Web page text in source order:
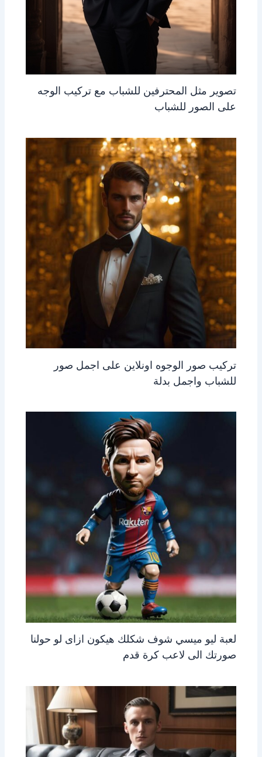
تصوير مثل المحترفين للشباب مع تركيب الوجه
على الصور للشباب
تركيب صور الوجوه اونلاين على اجمل صور
للشباب واجمل بدلة
لعبة ليو ميسي شوف شكلك هيكون ازاى لو حولنا
صورتك الى لاعب كرة قدم